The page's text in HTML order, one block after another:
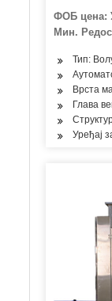
Гел за
течног
ФОБ цена:
Мин.
Тип:
Врста
Глава
Уређај